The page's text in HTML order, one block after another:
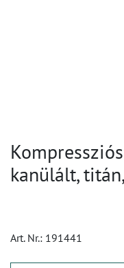
kanülált,
Art. Nr.: 191441